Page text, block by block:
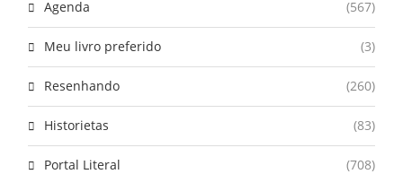
Agenda (567)
Meu livro preferido (3)
Resenhando (260)
Historietas (83)
Portal Literal (708)